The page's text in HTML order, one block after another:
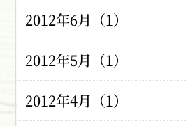
2012年6月（1）
2012年5月（1）
2012年4月（1）